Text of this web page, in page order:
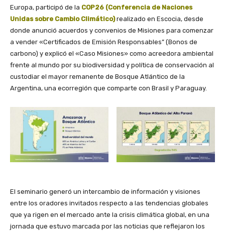
Europa, participó de la COP26 (Conferencia de Naciones
Unidas sobre Cambio Climático)realizado en Escocia, desde
donde anunció acuerdos y convenios de Misiones para comenzar
a vender «Certificados de Emisión Responsables” (Bonos de
carbono) y explicó el «Caso Misiones» como acreedora ambiental
frente al mundo por su biodiversidad y política de conservación al
custodiar el mayor remanente de Bosque Atlántico de la
Argentina, una ecorregión que comparte con Brasil y Paraguay.
El seminario generó un intercambio de información y visiones
entre los oradores invitados respecto a las tendencias globales
que ya rigen en el mercado ante la crisis climática global, en una
jornada que estuvo marcada por las noticias que reflejaron los